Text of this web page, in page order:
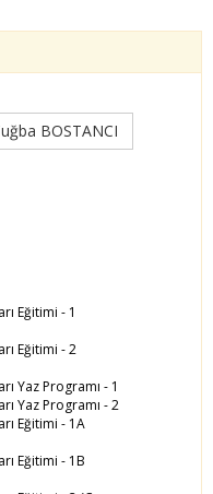
BOSTANCI
Eğitimi - 1
Eğitimi - 2
Yaz Programı - 1
Yaz Programı - 2
Eğitimi - 1A
Eğitimi - 1B